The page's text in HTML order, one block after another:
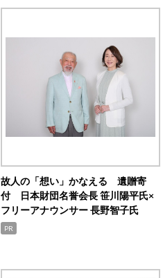
故人の「想い」かなえる 遺贈寄
付 日本財団名誉会長 笹川陽平氏×
フリーアナウンサー 長野智子氏
PR